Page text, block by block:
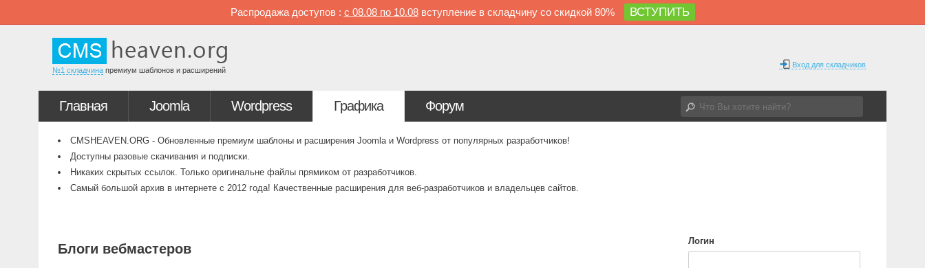
Распродажа доступов : с 08.08 по 10.08вступление в складчину со скидкой 80% ВСТУПИТЬ
№1 складчина премиум шаблонов и расширений
Вход для складчиков
Главная Joomla Wordpress Графика Форум
CMSHEAVEN.ORG - Обновленные премиум шаблоны и расширения Joomla и Wordpress от популярных разработчиков!
Доступны разовые скачивания и подписки.
Никаких скрытых ссылок. Только оригинальне файлы прямиком от разработчиков.
Самый большой архив в интернете с 2012 года! Качественные расширения для веб-разработчиков и владельцев сайтов.
Блоги вебмастеров
Логин